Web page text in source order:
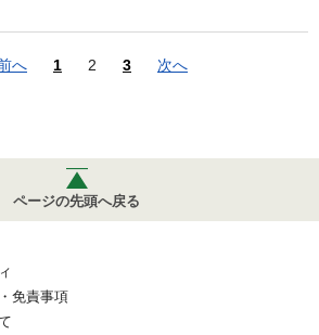
へ 1 2 3 次へ
ページの先頭へ戻る
免責事項